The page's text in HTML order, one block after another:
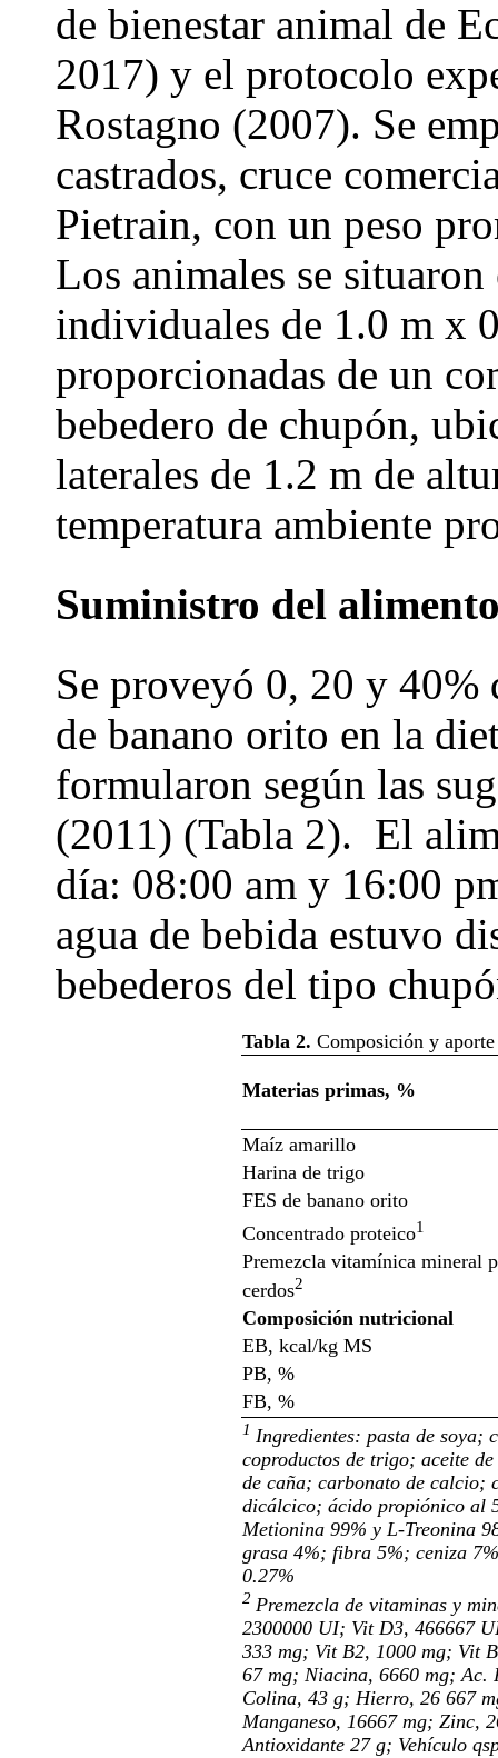
de bienestar animal de
2017) y el protocolo
Rostagno (2007). Se
castrados, cruce
Pietrain, con un peso
Los animales se
individuales de 1.0 m x
proporcionadas de un
bebedero de chupón,
laterales de 1.2 m de
temperatura ambiente
Suministro del
Se proveyó 0, 20 y 40%
de banano orito en la
formularon según las
(2011) (Tabla 2). El
día: 08:00 am y 16:00
agua de bebida estuvo
bebederos del tipo
Tabla 2. Composición y
Materias primas, %
Maíz amarillo
Harina de trigo
FES de banano orito
Concentrado proteico1
Premezcla vitamínica mineral
cerdos2
Composición nutricional
EB, kcal/kg MS
PB, %
FB, %
1 Ingredientes: pasta de soya;
coproductos de trigo; aceite
de caña; carbonato de calcio;
dicálcico; ácido propiónico al
Metionina 99% y L-Treonina
grasa 4%; fibra 5%; ceniza
0.27%
2 Premezcla de vitaminas y
2300000 UI; Vit D3, 466667
333 mg; Vit B2, 1000 mg; Vit
67 mg; Niacina, 6660 mg; Ac.
Colina, 43 g; Hierro, 26 667
Manganeso, 16667 mg; Zinc,
Antioxidante 27 g; Vehículo